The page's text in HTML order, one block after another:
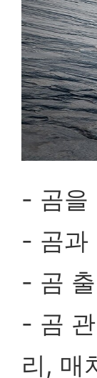
- 곰을
- 곰과
- 곰
- 곰
리, 매